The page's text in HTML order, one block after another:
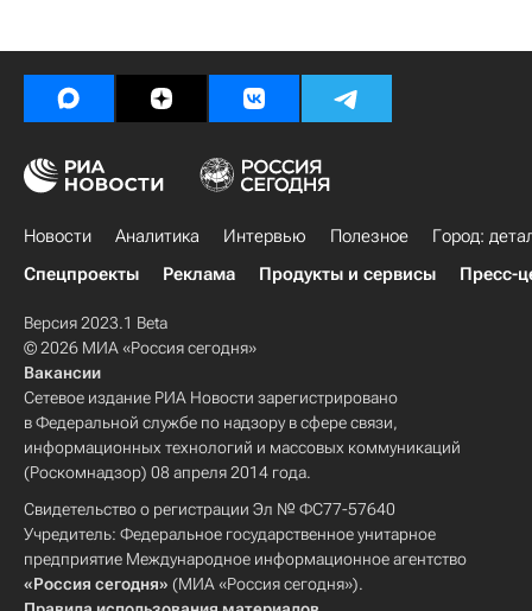
Новости Аналитика Интервью Полезное
Город:
Спецпроекты
Реклама Продукты и сервисы Пресс-
Версия 2023.1 Beta
© 2026 МИА «Россия сегодня»
Вакансии
Сетевое издание РИА Новости зарегистрировано
в Федеральной службе по надзору в сфере связи,
информационных технологий и массовых коммуникаций
(Роскомнадзор) 08 апреля 2014 года.
Свидетельство о регистрации Эл № ФС77-57640
Учредитель: Федеральное государственное унитарное
предприятие Международное информационное агентство
«Россия сегодня» (МИА «Россия сегодня»).